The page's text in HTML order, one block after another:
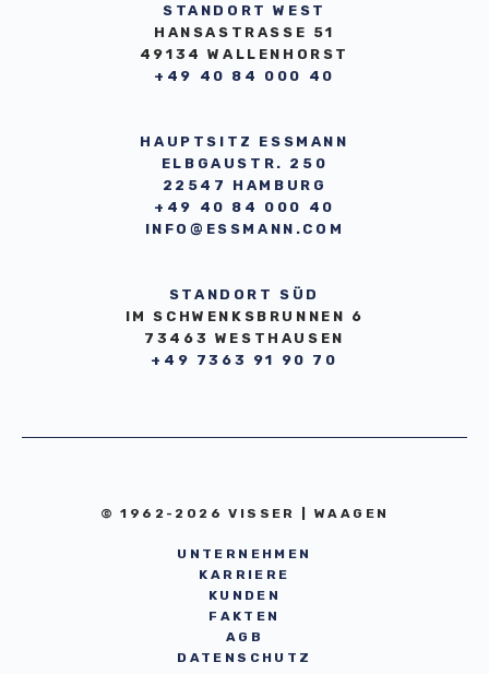
STANDORT WEST
HANSASTRASSE 51
49134 WALLENHORST
+49 40 84 000 40
HAUPTSITZ ESSMANN
ELBGAUSTR. 250
22547 HAMBURG
+49 40 84 000 40
INFO@ESSMANN.COM
STANDORT SÜD
IM SCHWENKSBRUNNEN 6
73463 WESTHAUSEN
+49 7363 91 90 70
© 1962-2026 VISSER | WAAGEN
UNTERNEHMEN
KARRIERE
KUNDEN
FAKTEN
AGB
DATENSCHUTZ